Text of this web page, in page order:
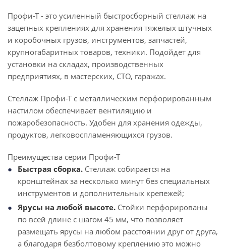
Профи-Т - это усиленный быстросборный стеллаж на
зацепных креплениях для хранения тяжелых штучных
и коробочных грузов, инструментов, запчастей,
крупногабаритных товаров, техники. Подойдет для
установки на складах, производственных
предприятиях, в мастерских, СТО, гаражах.
Стеллаж Профи-Т с металлическим перфорированным
настилом обеспечивает вентиляцию и
пожаробезопасность. Удобен для хранения одежды,
продуктов, легковоспламеняющихся грузов.
Преимущества серии Профи-Т
Быстрая сборка. Стеллаж собирается на
кронштейнах за несколько минут без специальных
инструментов и дополнительных крепежей;
Ярусы на любой высоте. Стойки перфорированы
по всей длине с шагом 45 мм, что позволяет
размещать ярусы на любом расстоянии друг от друга,
а благодаря безболтовому креплению это можно